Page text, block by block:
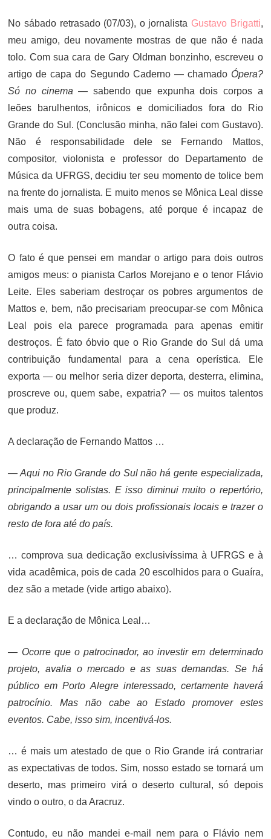
No sábado retrasado (07/03), o jornalista Gustavo Brigatti,
meu amigo, deu novamente mostras de que não é nada
tolo. Com sua cara de Gary Oldman bonzinho, escreveu o
artigo de capa do Segundo Caderno — chamado Ópera?
Só no cinema — sabendo que expunha dois corpos a
leões barulhentos, irônicos e domiciliados fora do Rio
Grande do Sul. (Conclusão minha, não falei com Gustavo).
Não é responsabilidade dele se Fernando Mattos,
compositor, violonista e professor do Departamento de
Música da UFRGS, decidiu ter seu momento de tolice bem
na frente do jornalista. E muito menos se Mônica Leal disse
mais uma de suas bobagens, até porque é incapaz de
outra coisa.
O fato é que pensei em mandar o artigo para dois outros
amigos meus: o pianista Carlos Morejano e o tenor Flávio
Leite. Eles saberiam destroçar os pobres argumentos de
Mattos e, bem, não precisariam preocupar-se com Mônica
Leal pois ela parece programada para apenas emitir
destroços. É fato óbvio que o Rio Grande do Sul dá uma
contribuição fundamental para a cena operística. Ele
exporta — ou melhor seria dizer deporta, desterra, elimina,
proscreve ou, quem sabe, expatria? — os muitos talentos
que produz.
A declaração de Fernando Mattos …
— Aqui no Rio Grande do Sul não há gente especializada,
principalmente solistas. E isso diminui muito o repertório,
obrigando a usar um ou dois profissionais locais e trazer o
resto de fora até do país.
… comprova sua dedicação exclusivíssima à UFRGS e à
vida acadêmica, pois de cada 20 escolhidos para o Guaíra,
dez são a metade (vide artigo abaixo).
E a declaração de Mônica Leal…
— Ocorre que o patrocinador, ao investir em determinado
projeto, avalia o mercado e as suas demandas. Se há
público em Porto Alegre interessado, certamente haverá
patrocínio. Mas não cabe ao Estado promover estes
eventos. Cabe, isso sim, incentivá-los.
… é mais um atestado de que o Rio Grande irá contrariar
as expectativas de todos. Sim, nosso estado se tornará um
deserto, mas primeiro virá o deserto cultural, só depois
vindo o outro, o da Aracruz.
Contudo, eu não mandei e-mail nem para o Flávio nem